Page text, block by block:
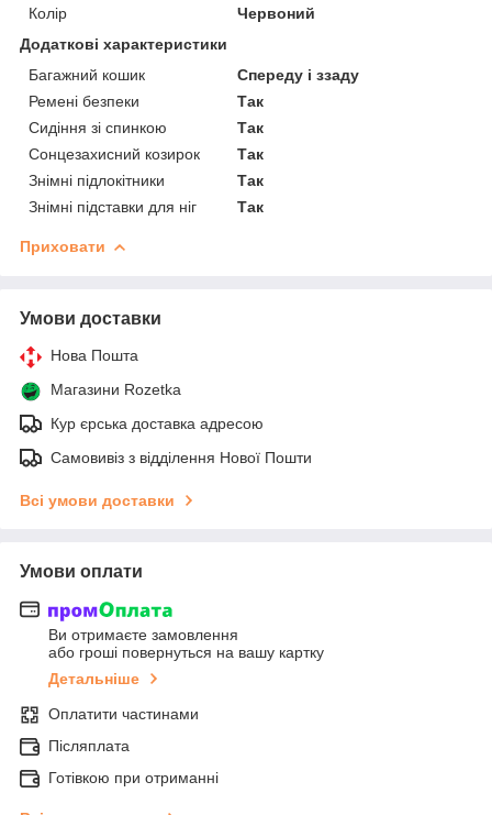
Колір
Червоний
Додаткові характеристики
Багажний кошик
Спереду і ззаду
Ремені безпеки
Так
Сидіння зі спинкою
Так
Сонцезахисний козирок
Так
Знімні підлокітники
Так
Знімні підставки для ніг
Так
Приховати
Умови доставки
Нова Пошта
Магазини Rozetka
Кур єрська доставка адресою
Самовивіз з відділення Нової Пошти
Всі умови доставки
Умови оплати
Ви отримаєте замовлення
або гроші повернуться на вашу картку
Детальніше
Оплатити частинами
Післяплата
Готівкою при отриманні